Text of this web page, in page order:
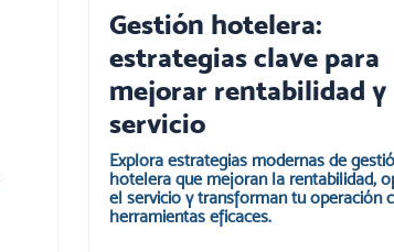
Gestión hotelera:
estrategias clave para
mejorar rentabilidad y
servicio
Explora estrategias modernas de
hotelera que mejoran la rentabilidad,
el servicio y transforman tu operación
herramientas eficaces.